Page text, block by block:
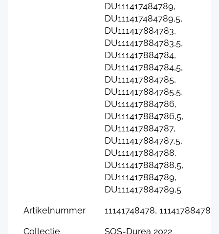
DU111417484789,
DU111417484789,5,
DU111417884783,
DU111417884783,5,
DU111417884784,
DU111417884784,5,
DU111417884785,
DU111417884785,5,
DU111417884786,
DU111417884786,5,
DU111417884787,
DU111417884787,5,
DU111417884788,
DU111417884788,5,
DU111417884789,
DU111417884789,5
Artikelnummer 11141748478, 11141788478
Collectie SOS-Durea 2022